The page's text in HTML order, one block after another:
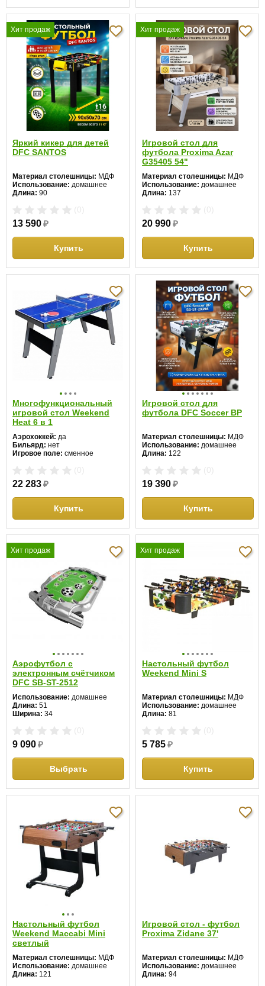
Хит продаж
Яркий кикер для детей
DFC SANTOS
Материал столешницы: МДФ
Использование: домашнее
Длина: 90
13 590₽
Купить
Хит продаж
Игровой стол для
футбола Proxima Azar
G35405 54"
Материал столешницы: МДФ
Использование: домашнее
Длина: 137
20 990₽
Купить
Многофункциональный
игровой стол Weekend
Heat 6 в 1
Аэрохоккей: да
Бильярд: нет
Игровое поле: сменное
Соккер:нет
Теннис:да
22 283₽
Купить
Игровой стол для
футбола DFC Soccer BP
Материал столешницы: МДФ
Использование: домашнее
Длина: 122
19 390₽
Купить
Хит продаж
Аэрофутбол с
электронным счётчиком
DFC SB-ST-2512
Использование: домашнее
Длина: 51
Ширина: 34
9 090₽
Выбрать
Хит продаж
Настольный футбол
Weekend Mini S
Материал столешницы: МДФ
Использование: домашнее
Длина: 81
5 785₽
Купить
Настольный футбол
Weekend Maccabi Mini
светлый
Материал столешницы: МДФ
Использование: домашнее
Длина: 121
Игровой стол - футбол
Proxima Zidane 37'
Материал столешницы: МДФ
Использование: домашнее
Длина: 94